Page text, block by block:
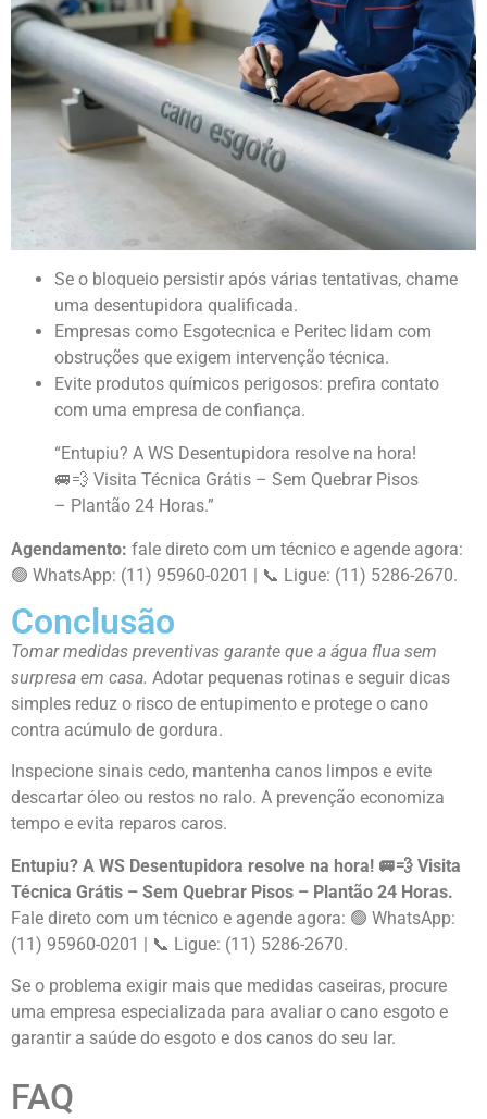
Se o bloqueio persistir após várias tentativas, chame
uma desentupidora qualificada.
Empresas como Esgotecnica e Peritec lidam com
obstruções que exigem intervenção técnica.
Evite produtos químicos perigosos: prefira contato
com uma empresa de confiança.
“Entupiu? A WS Desentupidora resolve na hora!
🚐💨 Visita Técnica Grátis – Sem Quebrar Pisos
– Plantão 24 Horas.”
Agendamento: fale direto com um técnico e agende agora:
🟢 WhatsApp: (11) 95960-0201 | 📞 Ligue: (11) 5286-2670.
Conclusão
Tomar medidas preventivas garante que a água flua sem
surpresa em casa. Adotar pequenas rotinas e seguir dicas
simples reduz o risco de entupimento e protege o cano
contra acúmulo de gordura.
Inspecione sinais cedo, mantenha canos limpos e evite
descartar óleo ou restos no ralo. A prevenção economiza
tempo e evita reparos caros.
Entupiu? A WS Desentupidora resolve na hora! 🚐💨 Visita
Técnica Grátis – Sem Quebrar Pisos – Plantão 24 Horas.
Fale direto com um técnico e agende agora: 🟢 WhatsApp:
(11) 95960-0201 | 📞 Ligue: (11) 5286-2670.
Se o problema exigir mais que medidas caseiras, procure
uma empresa especializada para avaliar o cano esgoto e
garantir a saúde do esgoto e dos canos do seu lar.
FAQ